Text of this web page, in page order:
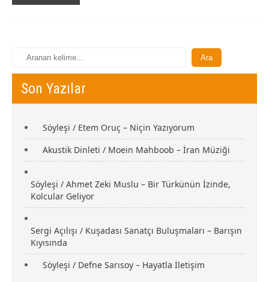
Son Yazılar
Söyleşi / Etem Oruç – Niçin Yazıyorum
Akustik Dinleti / Moein Mahboob – İran Müziği
Söyleşi / Ahmet Zeki Muslu – Bir Türkünün İzinde,
Kolcular Geliyor
Sergi Açılışı / Kuşadası Sanatçı Buluşmaları – Barışın
Kıyısında
Söyleşi / Defne Sarısoy – Hayatla İletişim